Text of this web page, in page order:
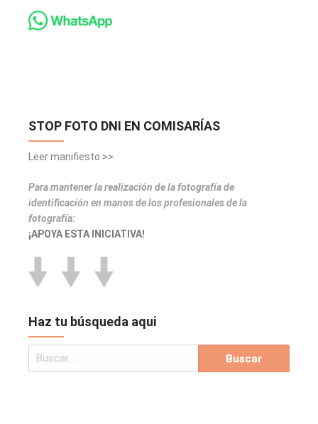
STOP FOTO DNI EN COMISARÍAS
Leer manifiesto >>
Para mantener la realización de la fotografía de
identificación en manos de los profesionales de la
fotografía:
¡APOYA ESTA INICIATIVA!
Haz tu búsqueda aqui